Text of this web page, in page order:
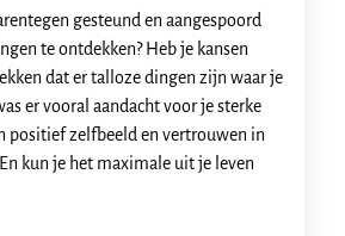
gesteund en aangespoord
te ontdekken? Heb je kansen
dat er talloze dingen zijn waar je
er vooral aandacht voor je sterke
positief zelfbeeld en vertrouwen in
kun je het maximale uit je leven